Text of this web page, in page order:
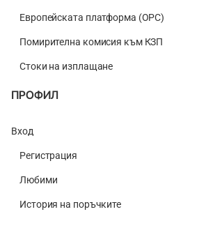
Европейската платформа (ОРС)
Помирителна комисия към КЗП
Стоки на изплащане
ПРОФИЛ
Вход
Регистрация
Любими
История на поръчките